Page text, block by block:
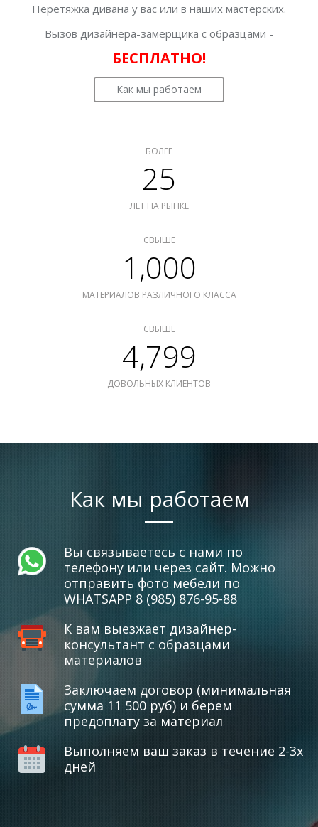
Перетяжка дивана у вас или в наших мастерских.
Вызов дизайнера-замерщика с образцами -
БЕСПЛАТНО!
Как мы работаем
БОЛЕЕ
25
ЛЕТ НА РЫНКЕ
СВЫШЕ
1,000
МАТЕРИАЛОВ РАЗЛИЧНОГО КЛАССА
СВЫШЕ
4,799
ДОВОЛЬНЫХ КЛИЕНТОВ
Как мы работаем
Вы связываетесь с нами по
телефону или через сайт. Можно
отправить фото мебели по
WHATSAPP 8 (985) 876-95-88
К вам выезжает дизайнер-
консультант с образцами
материалов
Заключаем договор (минимальная
сумма 11 500 руб) и берем
предоплату за материал
Выполняем ваш заказ в течение 2-3х
дней